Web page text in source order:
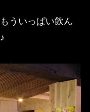
ういっぱい飲ん